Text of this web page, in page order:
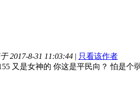
2017-8-31 11:03:44 | 只看该作者
又是女神的 你这是平民向？ 怕是个